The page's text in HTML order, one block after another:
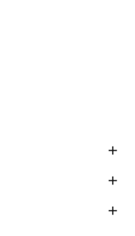


